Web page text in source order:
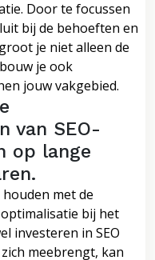
Door te focussen
bij de behoeften en
je niet alleen de
je ook
jouw vakgebied.
van SEO-
op lange
met de
bij het
investeren in SEO
meebrengt, kan